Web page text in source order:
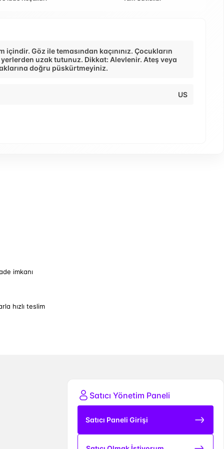
içindir. Göz ile temasından kaçınınız. Çocukların
uzak tutunuz. Dikkat: Alevlenir. Ateş veya
doğru püskürtmeyiniz.
US
imkanı
hızlı teslim
Satıcı Yönetim Paneli
Satıcı Paneli Girişi